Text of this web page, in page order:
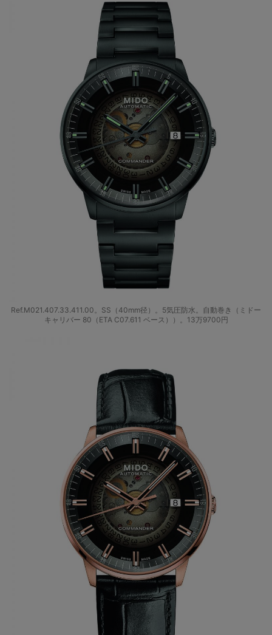
Ref.M021.407.33.411.00。SS（40mm径）。5気圧防水。自動巻き（ミドー
キャリバー 80（ETA C07.611 ベース））。13万9700円